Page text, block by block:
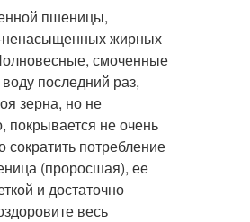
пшеницы,
ненасыщенных жирных
смоченные
последний раз,
зерна, но не
покрывается не очень
потребление
(проросшая), ее
и достаточно
весь